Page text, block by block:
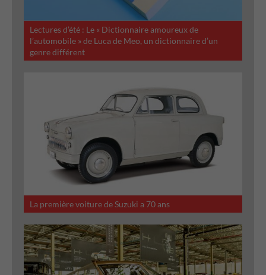
Lectures d’été : Le « Dictionnaire amoureux de
l’automobile » de Luca de Meo, un dictionnaire d’un
genre différent
La première voiture de Suzuki a 70 ans